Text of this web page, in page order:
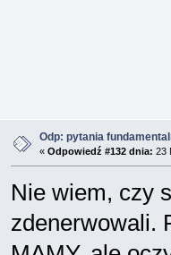
Odp: pytania
« Odpowiedź #132 dnia: 23
Nie wiem, czy
zdenerwowali.